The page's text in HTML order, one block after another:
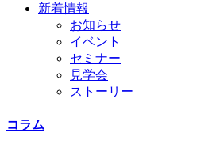
新着情報
お知らせ
イベント
セミナー
見学会
ストーリー
コラム